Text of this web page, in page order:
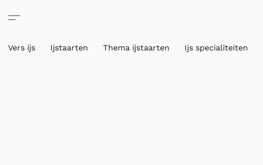
Vers ijs Ijstaarten Thema ijstaarten Ijs specialiteiten